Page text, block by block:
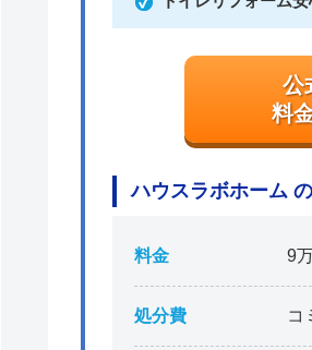
公
料
ハウスラボホーム
料金 9
処分費 コ